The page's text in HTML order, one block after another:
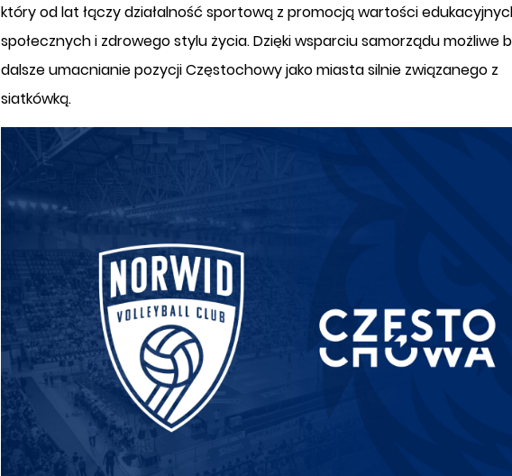
który od lat łączy działalność sportową z promocją wartości
społecznych i zdrowego stylu życia. Dzięki wsparciu samorządu możliwe
dalsze umacnianie pozycji Częstochowy jako miasta silnie związanego z
siatkówką.